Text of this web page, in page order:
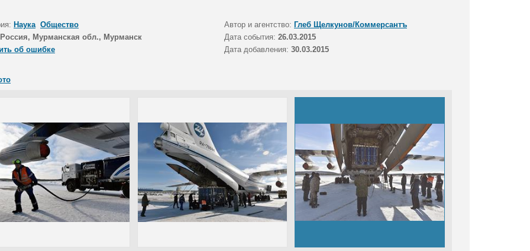
Наука Общество Автор и агентство: Глеб Щелкунов/Коммерсантъ
Россия, Мурманская обл., Мурманск Дата события: 26.03.2015
об ошибке
Дата добавления: 30.03.2015